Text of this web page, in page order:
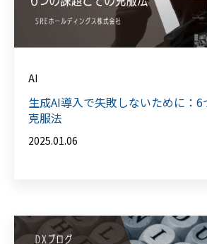
AI
生成AI導入で失敗しないために：
克服法
2025.01.06